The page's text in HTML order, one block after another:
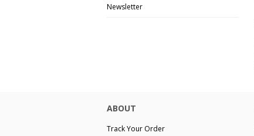
Newsletter
ABOUT
Track Your Order